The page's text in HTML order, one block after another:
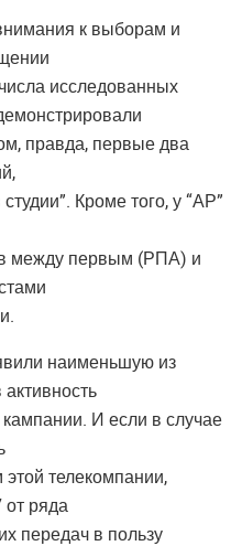
к выборам и
исследованных
правда, первые два
Кроме того, у “АР”
между первым (РПА) и
наименьшую из
И если в случае
телекомпании,
от ряда
передач в пользу